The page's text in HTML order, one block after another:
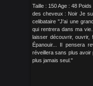
Taille : 150 Age : 48
des cheveux : Noir Je
celibataire "J'ai une
qui rentrera dans ma
laisser découvrir, ouvrir,
Épanouir... Il pensera
réveillera sans plus avoir
plus jamais seul."